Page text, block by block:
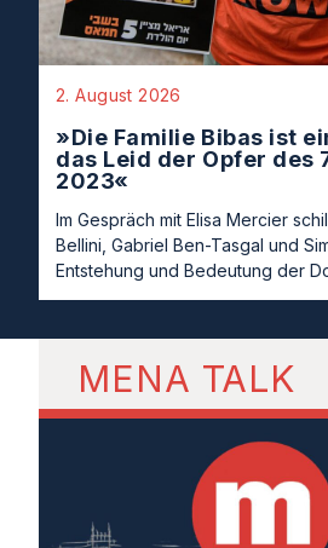
2. August 2026
»Die Familie Bibas ist
das Leid der Opfer des
2023«
Im Gespräch mit Elisa Mercier
Bellini, Gabriel Ben-Tasgal und
Entstehung und Bedeutung der
MENA TALK